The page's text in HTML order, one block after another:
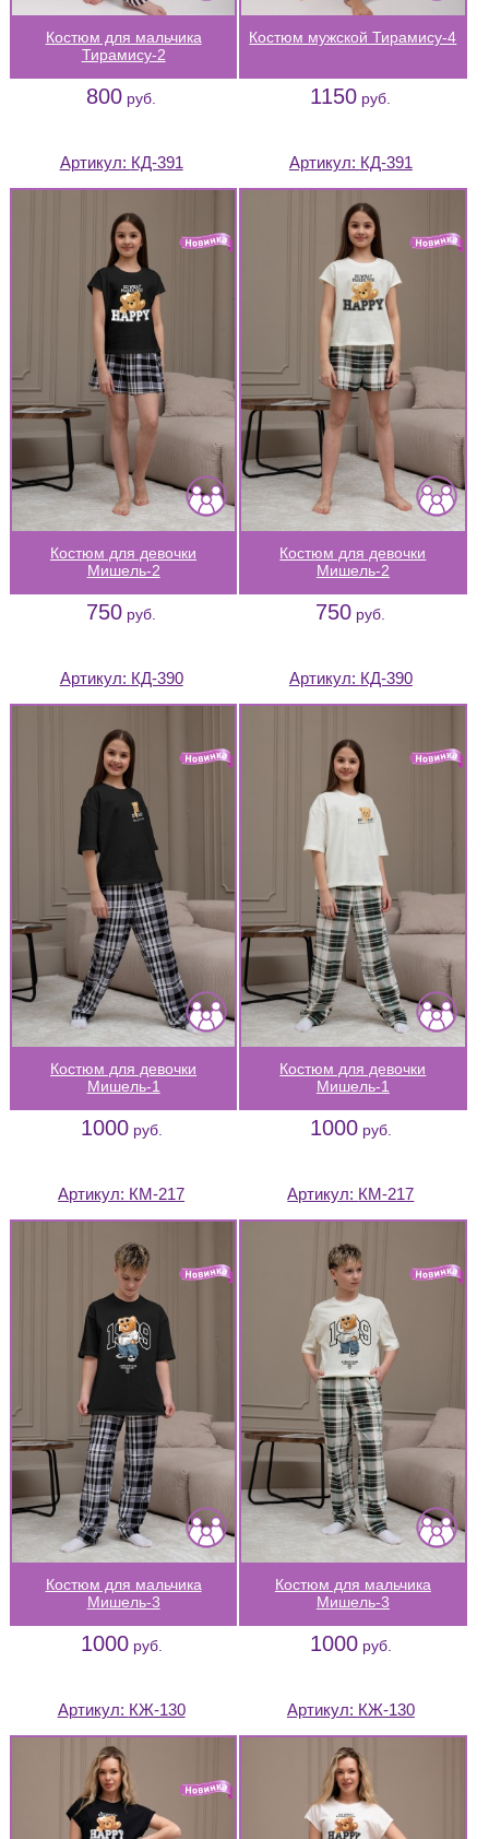
Костюм для мальчика
Тирамису-2
800 руб.
Костюм мужской Тирамису-4
1150 руб.
Артикул: КД-391
Костюм для девочки
Мишель-2
750 руб.
Артикул: КД-391
Костюм для девочки
Мишель-2
750 руб.
Артикул: КД-390
Костюм для девочки
Мишель-1
1000руб.
Артикул: КД-390
Костюм для девочки
Мишель-1
1000руб.
Артикул: КМ-217
Костюм для мальчика
Мишель-3
1000руб.
Артикул: КМ-217
Костюм для мальчика
Мишель-3
1000руб.
Артикул: КЖ-130 Артикул: КЖ-130